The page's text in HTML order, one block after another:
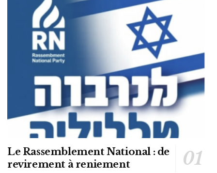
Le Rassemblement National : de
revirement à reniement